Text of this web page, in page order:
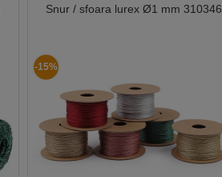
Snur / sfoara lurex Ø1 mm 310346
-15%